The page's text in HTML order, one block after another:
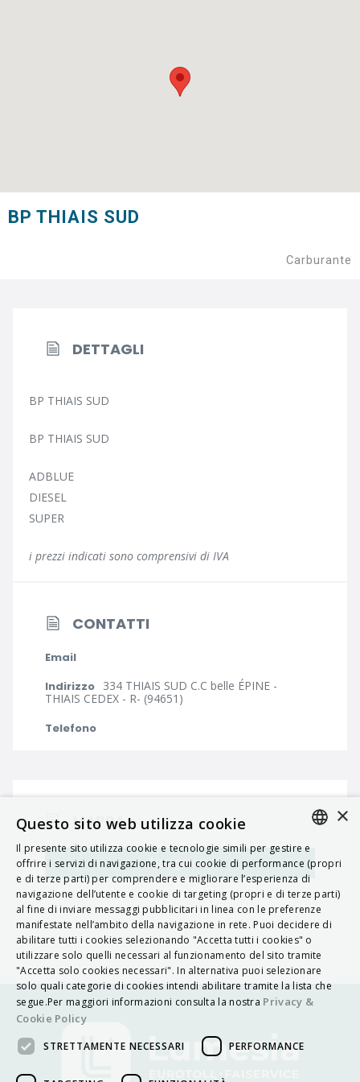
BP THIAIS SUD
Carburante
DETTAGLI
BP THIAIS SUD
BP THIAIS SUD
ADBLUE
DIESEL
SUPER
i prezzi indicati sono comprensivi di IVA
CONTATTI
Email
Indirizzo 334 THIAIS SUD C.C belle ÉPINE -
THIAIS CEDEX - R- (94651)
Telefono
MAPPA
Navigatore ITALIAN
ENGLISH
FRENCH
HUNGARIAN
DEUTSCH
POLSKI
PORTUGUÊS
×
Questo sito web utilizza cookie
Il presente sito utilizza cookie e tecnologie simili per gestire e
offrire i servizi di navigazione, tra cui cookie di performance (propri
e di terze parti) per comprendere e migliorare l’esperienza di
navigazione dell’utente e cookie di targeting (propri e di terze parti)
al fine di inviare messaggi pubblicitari in linea con le preferenze
manifestate nell’ambito della navigazione in rete. Puoi decidere di
abilitare tutti i cookies selezionando "Accetta tutti i cookies" o
utilizzare solo quelli necessari al funzionamento del sito tramite
"Accetta solo cookies necessari". In alternativa puoi selezionare
solo quali categorie di cookies intendi abilitare tramite la lista che
segue.Per maggiori informazioni consulta la nostra Privacy &
Cookie Policy
STRETTAMENTE NECESSARI PERFORMANCE